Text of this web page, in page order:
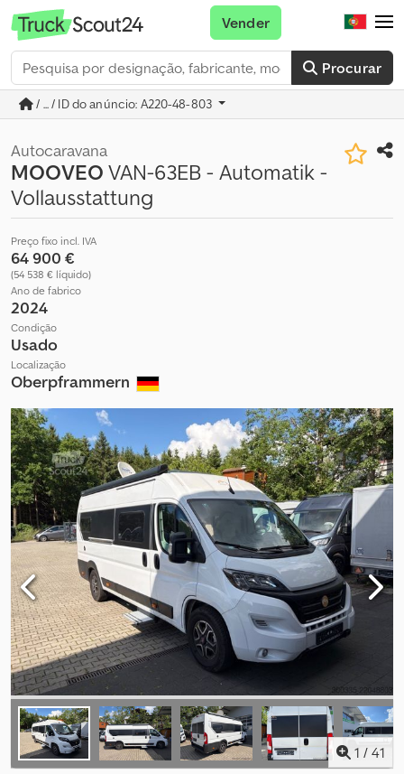
Procurar
Vender
/ ... / ID do anúncio: A220-48-803
Autocaravana
MOOVEOVAN-63EB - Automatik -
Vollausstattung
Preço fixo incl. IVA
64 900 €
(54 538 € líquido)
Ano de fabrico
2024
Condição
Usado
Localização
Oberpframmern
1 / 41